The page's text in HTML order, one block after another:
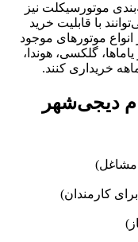
موتورسیکلت نیز
با قابلیت خرید
موتورهای موجود
گلکسی، هوندا،
دیجی‌شهر
مشاغل)
کارمندان)